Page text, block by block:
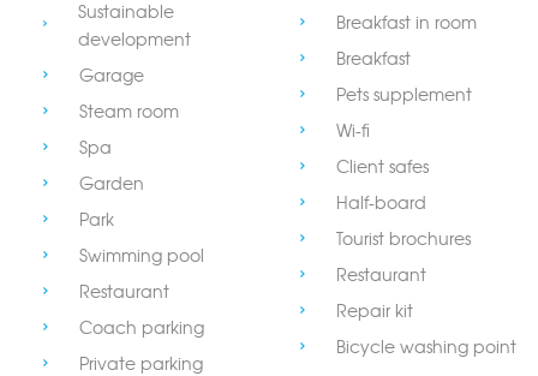
Sustainable
development
Garage
Steam room
Spa
Garden
Park
Swimming pool
Restaurant
Coach parking
Private parking
Breakfast in room
Breakfast
Pets supplement
Wi-fi
Client safes
Half-board
Tourist brochures
Restaurant
Repair kit
Bicycle washing point